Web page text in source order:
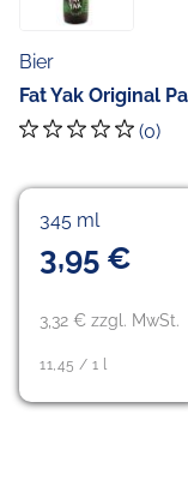
Bier
Fat Yak Original
(0)
345 ml
3,95 €
3,32 € zzgl. MwSt.
11,45 / 1 l